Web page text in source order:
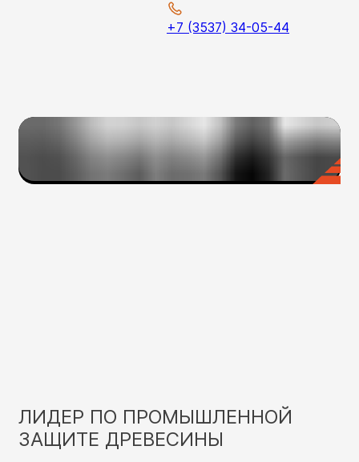
+7 (3537) 34-05-44
ЛИДЕР ПО ПРОМЫШЛЕННОЙ
ЗАЩИТЕ ДРЕВЕСИНЫ